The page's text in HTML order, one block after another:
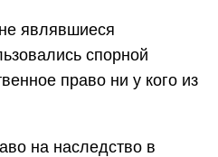
являвшиеся
спорной
право ни у кого из
на наследство в